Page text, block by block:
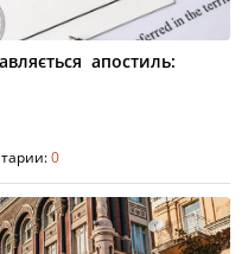
апостиль:
0